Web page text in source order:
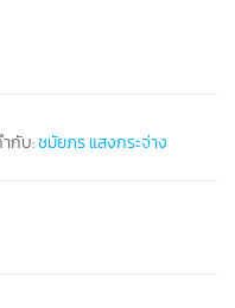
กับ:ชมัยภร แสงกระจ่าง